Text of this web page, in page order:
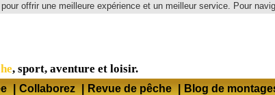
offrir une meilleure expérience et un meilleur service. Pour
, sport, aventure et loisir.
| Collaborez | Revue de pêche | Blog de